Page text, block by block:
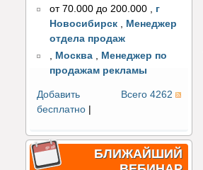
от 70.000 до 200.000 , г
Новосибирск , Менеджер
отдела продаж
, Москва , Менеджер по
продажам рекламы
Всего 4262
Добавить
бесплатно
БЛИЖАЙШИЙ